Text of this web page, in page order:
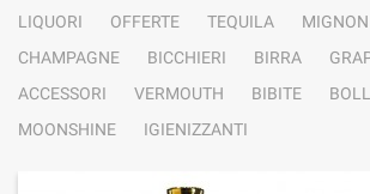
LIQUORI
OFFERTE TEQUILA
MIGNON
CHAMPAGNE
BICCHIERI BIRRA
ACCESSORI
VERMOUTH BIBITE
MOONSHINE
IGIENIZZANTI